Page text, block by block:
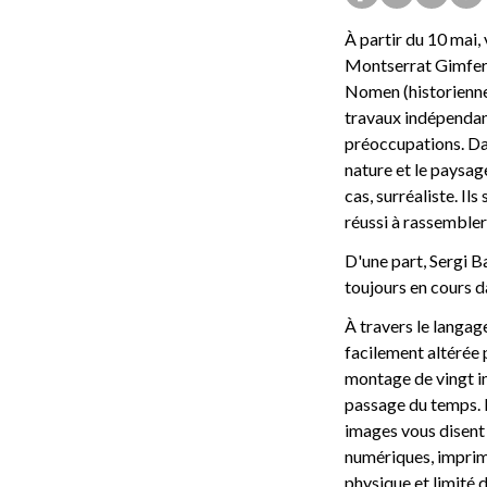
À partir du 10
Montserrat
Nomen
travaux
préoccupations.
nature et le
cas, surréaliste.
réussi à
D'une part, Sergi
toujours en cours
À travers le
facilement altérée
montage de vingt
passage du
images vous
numériques,
physique et limité